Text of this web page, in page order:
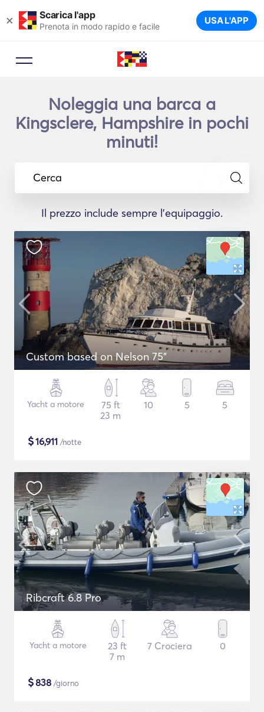
× Scarica l'app
Prenota in modo rapido e facile USA L'APP
Noleggia una barca a
Kingsclere, Hampshire in pochi
minuti!
Cerca
Il prezzo include sempre l'equipaggio.
Custom based on Nelson 75"
Yacht a motore
75 ft
23 m
10 5 5
$16,911 /notte
Ribcraft 6.8 Pro
Yacht a motore
23 ft
7 m
7 Crociera 0
$838 /giorno